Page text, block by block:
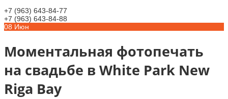
+7 (963) 643-84-77
+7 (963) 643-84-88
08 Июн
Моментальная фотопечать
на свадьбе в White Park New
Riga Bay